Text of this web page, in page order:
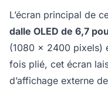
L’écran principal de
dalle OLED de 6,7
(1080 x 2400 pixels)
fois plié, cet écran
d’affichage externe